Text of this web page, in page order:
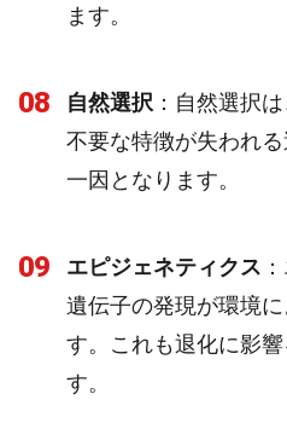
ます。
08 自然選択 ：自然選択
不要な特徴が失われ
一因となります。
09 エピジェネティクス
遺伝子の発現が環境
す。これも退化に影
す。